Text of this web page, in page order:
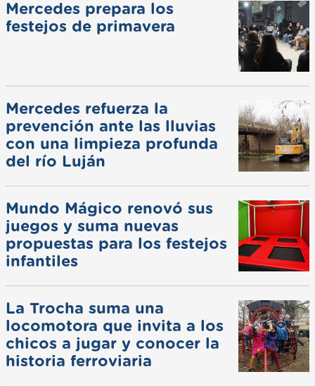
Mercedes prepara los
festejos de primavera
Mercedes refuerza la
prevención ante las lluvias
con una limpieza profunda
del río Luján
Mundo Mágico renovó sus
juegos y suma nuevas
propuestas para los festejos
infantiles
La Trocha suma una
locomotora que invita a los
chicos a jugar y conocer la
historia ferroviaria